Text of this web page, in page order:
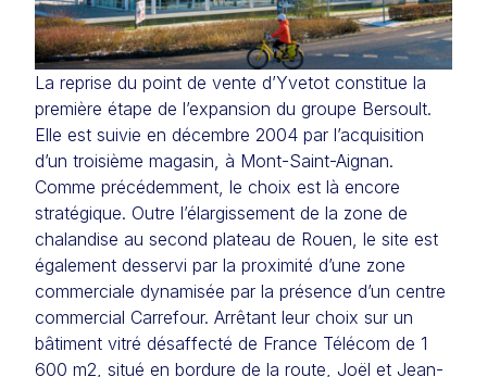
La reprise du point de vente d’Yvetot constitue la
première étape de l’expansion du groupe Bersoult.
Elle est suivie en décembre 2004 par l’acquisition
d’un troisième magasin, à Mont-Saint-Aignan.
Comme précédemment, le choix est là encore
stratégique. Outre l’élargissement de la zone de
chalandise au second plateau de Rouen, le site est
également desservi par la proximité d’une zone
commerciale dynamisée par la présence d’un centre
commercial Carrefour. Arrêtant leur choix sur un
bâtiment vitré désaffecté de France Télécom de 1
600 m2, situé en bordure de la route, Joël et Jean-